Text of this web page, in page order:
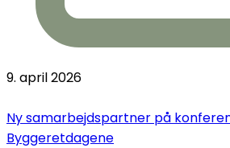
9. april 2026
Ny samarbejdspartner på
Byggeretdagene